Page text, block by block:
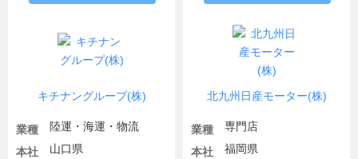
キチナングループ(株)
業種
陸運・海運・物流
本社
山口県
北九州日産モーター(株)
業種
専門店
本社
福岡県